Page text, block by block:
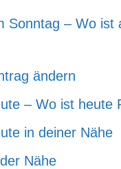
Sonntag – Wo ist
ändern
– Wo ist heute
in deiner Nähe
Nähe